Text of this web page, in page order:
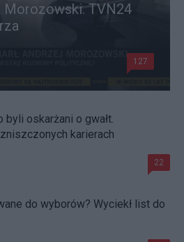
Morozowski. TVN24
127
byli oskarżani o gwałt.
karierach
22
do wyborów? Wyciekł list do